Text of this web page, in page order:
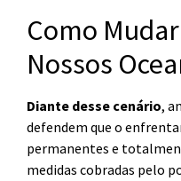
Como
Nossos
Diante desse cenário,
defendem que o
permanentes e
medidas cobradas pelo